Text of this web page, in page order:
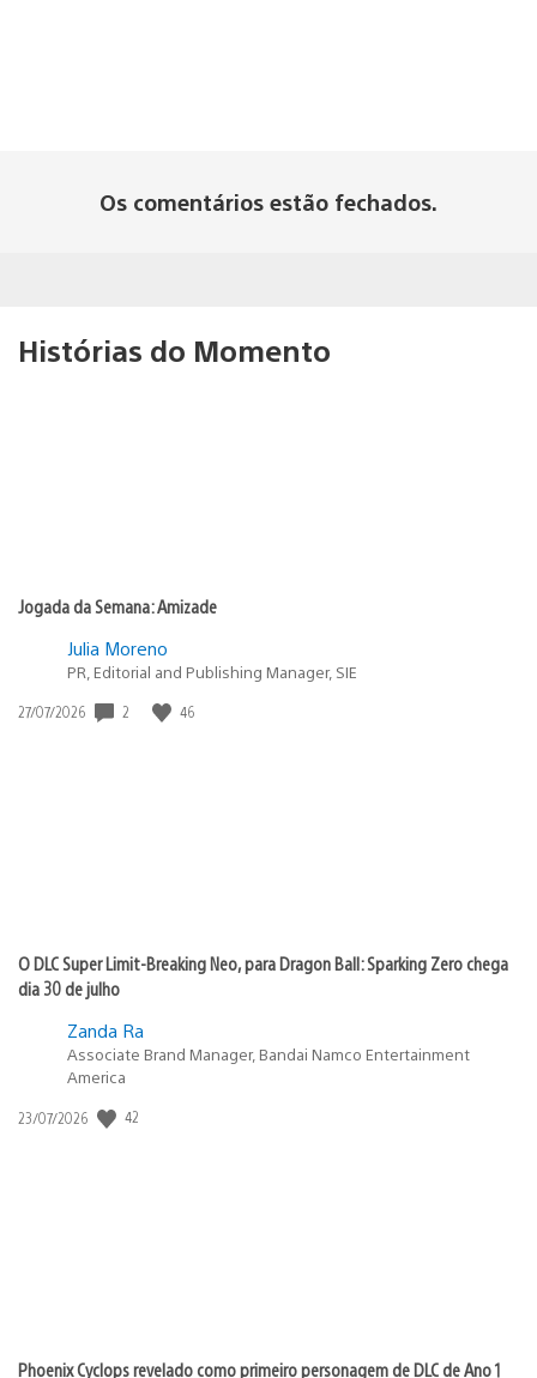
Os comentários estão fechados.
Histórias do Momento
Jogada da Semana: Amizade
Julia Moreno
PR, Editorial and Publishing Manager, SIE
Data
27/07/2026 2 46
O DLC Super Limit-Breaking Neo, para Dragon Ball: Sparking Zero chega
dia 30 de julho
Zanda Ra
Associate Brand Manager, Bandai Namco Entertainment
America
Data
23/07/2026 42
Phoenix Cyclops revelado como primeiro personagem de DLC de Ano 1